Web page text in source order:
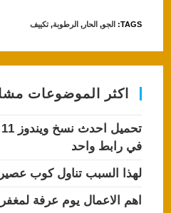
TAGS
: الجو, الحار, الرطوبة, تكييف
اكثر الموضوعات
في رابط واحد
لهذا السبب تناول كوب
اهم الاعمال يوم عرفة